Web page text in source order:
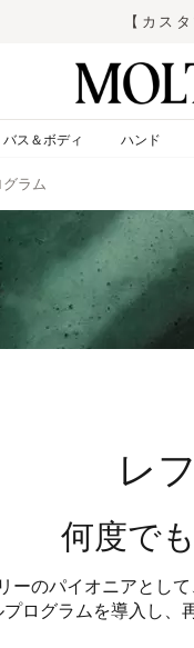
【カス
バス＆ボディ ハンド
ラム
レ
何度で
ーのパイオニアとし
ログラムを導入し、